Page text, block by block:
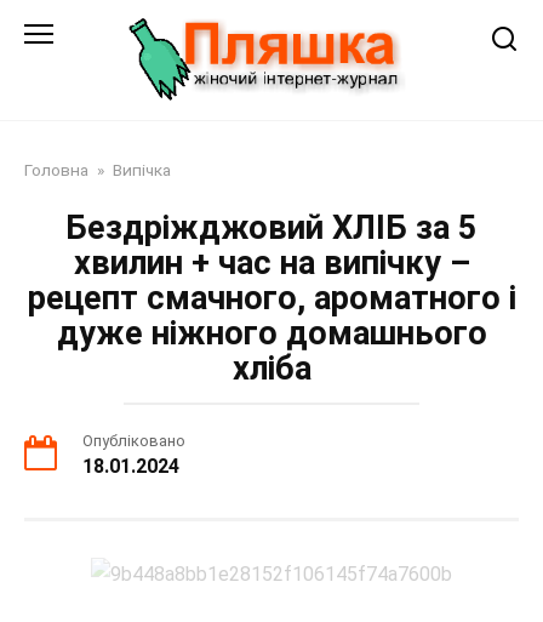
Головна » Випічка
Бездріжджовий ХЛІБ за 5
хвилин + час на випічку –
рецепт смачного, ароматного і
дуже ніжного домашнього
хліба
Опубліковано
18.01.2024